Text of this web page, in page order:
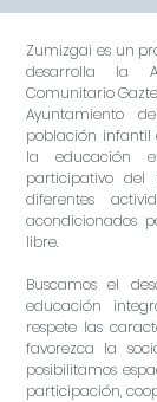
Zumizgai es un
desarrolla la
Comunitario
Ayuntamiento
población infantil
la educación
participativo
diferentes
acondicionados
libre.
Buscamos el
educación
respete las
favorezca la
posibilitamos
participación,